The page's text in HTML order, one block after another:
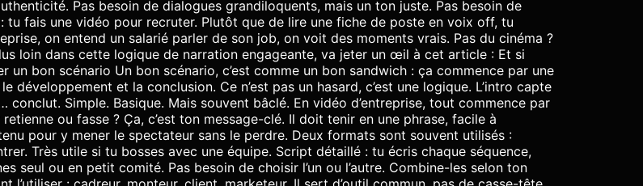
Pas besoin de dialogues grandiloquents, mais un ton juste. Pas besoin de
tu fais une vidéo pour recruter. Plutôt que de lire une fiche de poste en voix off, tu
on entend un salarié parler de son job, on voit des moments vrais. Pas du cinéma ?
loin dans cette logique de narration engageante, va jeter un œil à cet article : Et si
bon scénario Un bon scénario, c’est comme un bon sandwich : ça commence par une
développement et la conclusion. Ce n’est pas un hasard, c’est une logique. L’intro capte
Simple. Basique. Mais souvent bâclé. En vidéo d’entreprise, tout commence par
ou fasse ? Ça, c’est ton message-clé. Il doit tenir en une phrase, facile à
pour y mener le spectateur sans le perdre. Deux formats sont souvent utilisés :
Très utile si tu bosses avec une équipe. Script détaillé : tu écris chaque séquence,
seul ou en petit comité. Pas besoin de choisir l’un ou l’autre. Combine-les selon ton